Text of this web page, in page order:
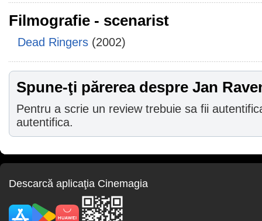
Filmografie - scenarist
Dead Ringers (2002)
Spune-ţi părerea despre Jan
Pentru a scrie un review trebuie sa fii
autentifica.
Descarcă aplicaţia Cinemagia